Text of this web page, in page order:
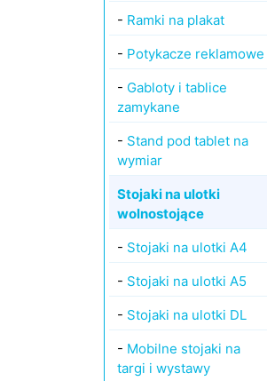
- Ramki na plakat
- Potykacze reklamowe
- Gabloty i tablice
zamykane
- Stand pod tablet na
wymiar
Stojaki na ulotki
wolnostojące
- Stojaki na ulotki A4
- Stojaki na ulotki A5
- Stojaki na ulotki DL
- Mobilne stojaki na
targi i wystawy